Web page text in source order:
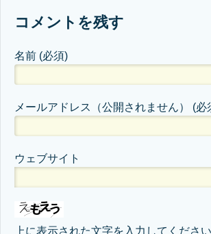
コメントを残す
名前 (必須)
メールアドレス（公開されません） (必
ウェブサイト
上に表示された文字を入力してください